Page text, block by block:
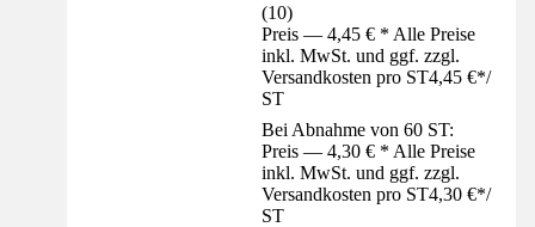
(10)
Preis — 4,45 € * Alle Preise
inkl. MwSt. und ggf. zzgl.
Versandkosten pro ST4,45 €*/
ST
Bei Abnahme von 60 ST:
Preis — 4,30 € * Alle Preise
inkl. MwSt. und ggf. zzgl.
Versandkosten pro ST4,30 €*/
ST